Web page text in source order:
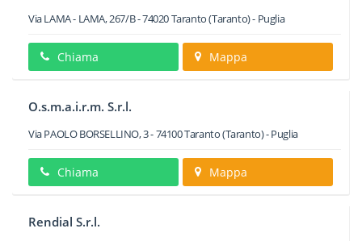
Via LAMA - LAMA, 267/B-74020Taranto(Taranto) - Puglia
Chiama Mappa
O.s.m.a.i.r.m. S.r.l.
Via PAOLO BORSELLINO, 3-74100Taranto(Taranto) -Puglia
Chiama Mappa
Rendial S.r.l.